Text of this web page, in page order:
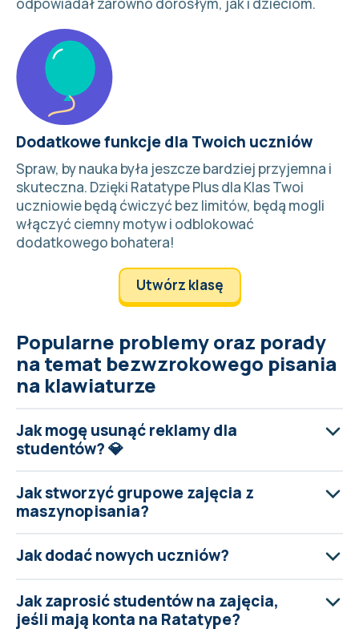
Dodatkowe funkcje dla Twoich uczniów
Spraw, by nauka była jeszcze bardziej przyjemna i
skuteczna. Dzięki Ratatype Plus dla KlasTwoi
uczniowie będą ćwiczyć bez limitów, będą mogli
włączyć ciemny motyw i odblokować
dodatkowego bohatera!
Utwórz klasę
Popularne problemy oraz porady
na temat bezwzrokowego pisania
na klawiaturze
Jak mogę usunąć reklamy dla
studentów? 💎
Jak stworzyć grupowe zajęcia z
maszynopisania?
Jak dodać nowych uczniów?
Jak zaprosić studentów na zajęcia,
jeśli mają konta na Ratatype?